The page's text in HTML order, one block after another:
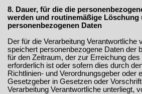
8. Dauer, für die die
werden und routinemäßige Löschung
personenbezogenen Daten
Der für die Verarbeitung Verantwortliche
speichert personenbezogene Daten der
für den Zeitraum, der zur Erreichung
erforderlich ist oder sofern dies durch
Richtlinien- und Verordnungsgeber oder
Gesetzgeber in Gesetzen oder
Verarbeitung Verantwortliche unterliegt,